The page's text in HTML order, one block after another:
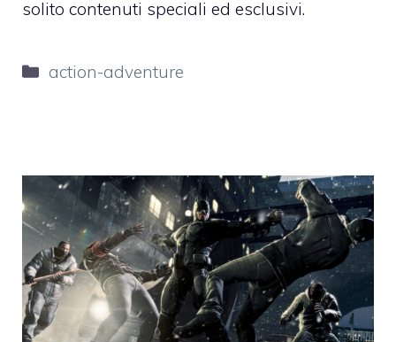
solito contenuti speciali ed esclusivi.
Categorie
action-adventure